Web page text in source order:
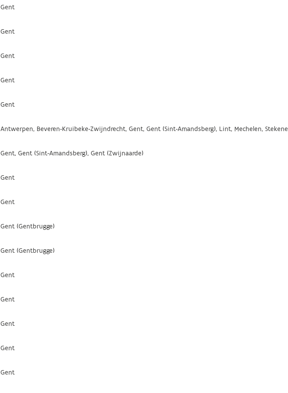
Gent
Gent
Gent
Gent
Gent
Antwerpen, Beveren-Kruibeke-Zwijndrecht, Gent, Gent (Sint-Amandsberg), Lint, Mechelen, Stekene
Gent, Gent (Sint-Amandsberg), Gent (Zwijnaarde)
Gent
Gent
Gent (Gentbrugge)
Gent (Gentbrugge)
Gent
Gent
Gent
Gent
Gent